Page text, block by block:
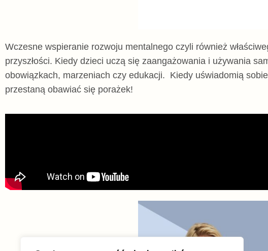
Wczesne wspieranie rozwoju mentalnego czyli również
przyszłości. Kiedy dzieci uczą się zaangażowania i używania
obowiązkach, marzeniach czy edukacji. Kiedy uświadomią
przestaną obawiać się porażek!